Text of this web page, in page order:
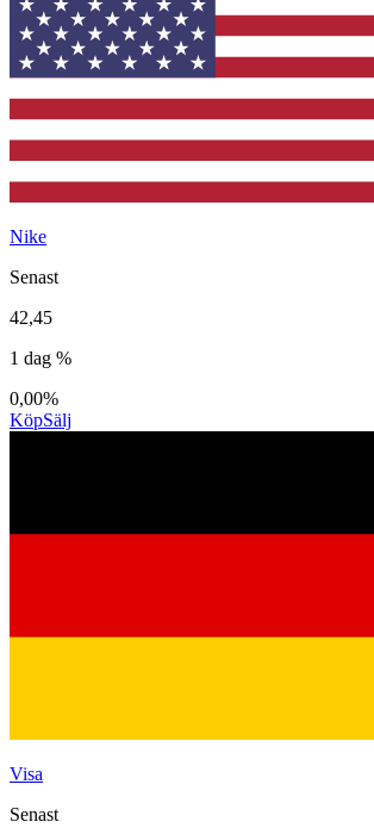
Nike
Senast
42,45
1 dag %
0,00%
KöpSälj
Visa
Senast